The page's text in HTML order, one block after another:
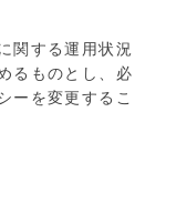
関する運用状況
るものとし、必
ーを変更するこ